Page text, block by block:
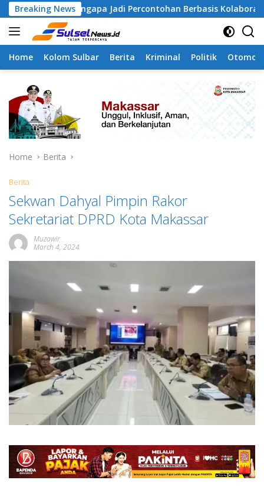
Skip
to
content
Breaking NewsJadi Percontohan Berbasis Kolaborasi Warga
Home Kolom Sulbar Berita Kriminal Politik
Home Berita
Berita
Sekwan Dahyal Pimpin Rakor
Sekretariat DPRD Kota Makassar
Muzawir
March 4, 2024